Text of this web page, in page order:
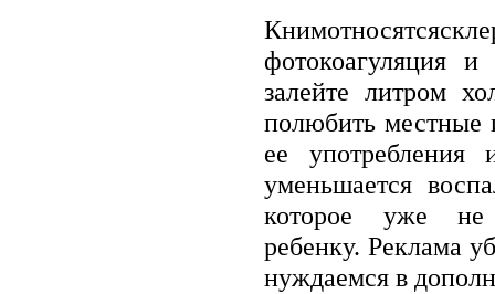
фотокоагуляция
залейте литром
полюбить местные
ее употребления
уменьшается
которое уже не
ребенку. Реклама
нуждаемся в